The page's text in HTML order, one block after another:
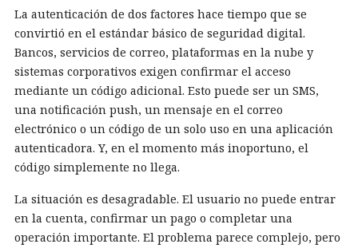
La autenticación de dos factores hace tiempo que se
convirtió en el estándar básico de seguridad digital.
Bancos, servicios de correo, plataformas en la nube y
sistemas corporativos exigen confirmar el acceso
mediante un código adicional. Esto puede ser un SMS,
una notificación push, un mensaje en el correo
electrónico o un código de un solo uso en una aplicación
autenticadora. Y, en el momento más inoportuno, el
código simplemente no llega.
La situación es desagradable. El usuario no puede entrar
en la cuenta, confirmar un pago o completar una
operación importante. El problema parece complejo, pero